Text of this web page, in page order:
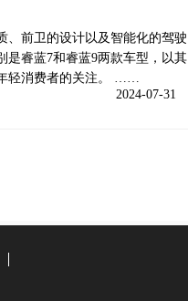
、前卫的设计以及智能化的驾驶
是睿蓝7和睿蓝9两款车型，以其
轻消费者的关注。 ……
2024-07-31